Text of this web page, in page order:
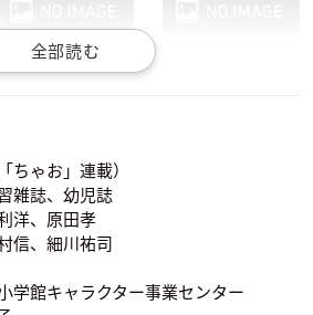
ちゃお」連載）
雑誌、幼児誌
洋、原田孝
信、細川祐司
学館キャラクター事業センター